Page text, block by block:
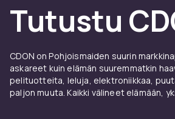
Tutustu
CDON on Pohjoismaiden suurin
askareet kuin elämän suuremmatkin
pelituotteita, leluja, elektroniikkaa,
paljon muuta. Kaikki välineet elämään,